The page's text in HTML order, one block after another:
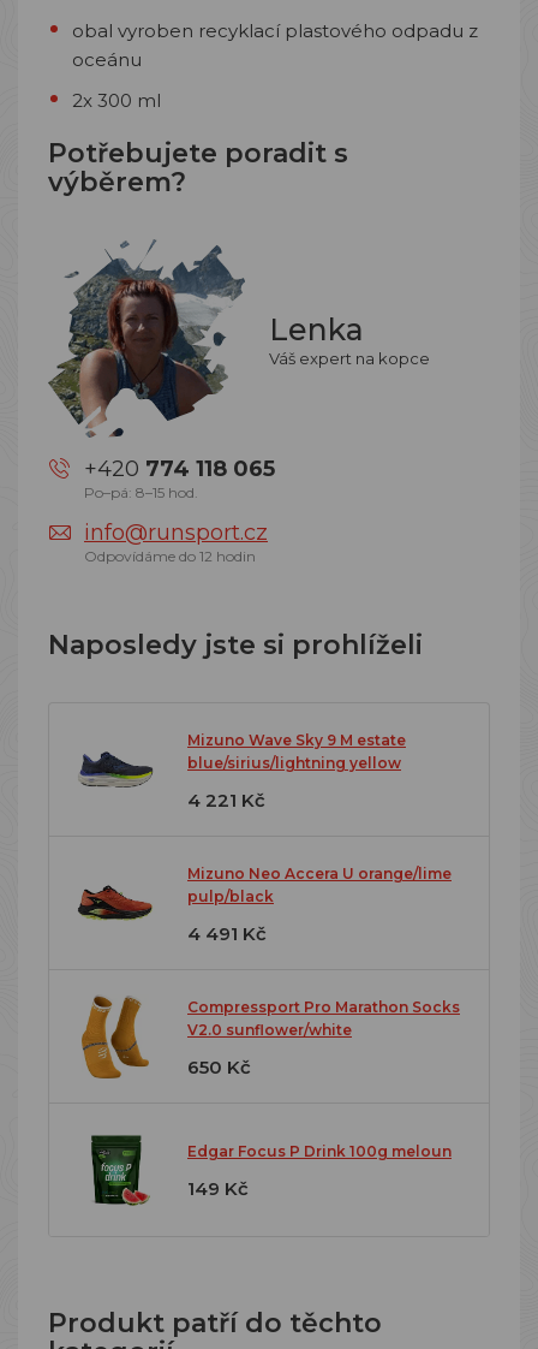
obal vyroben recyklací plastového odpadu z
oceánu
2x 300 ml
Potřebujete poradit s
výběrem?
Lenka
Váš expert na kopce
+420 774 118 065
Po–pá: 8–15 hod.
info@runsport.cz
Odpovídáme do 12 hodin
Naposledy jste si prohlíželi
Mizuno Wave Sky 9 M estate
blue/sirius/lightning yellow
4 221 Kč
Mizuno Neo Accera U orange/lime
pulp/black
4 491 Kč
Compressport Pro Marathon Socks
V2.0 sunflower/white
650 Kč
Edgar Focus P Drink 100g meloun
149 Kč
Produkt patří do těchto